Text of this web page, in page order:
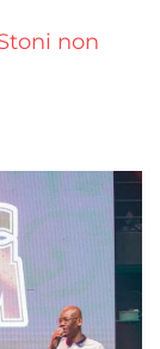
non